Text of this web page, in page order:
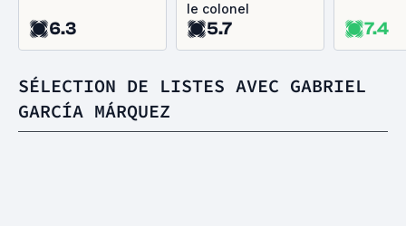
6.3
le colonel
5.7 7.4
SÉLECTION DE LISTES AVEC GABRIEL
GARCÍA MÁRQUEZ